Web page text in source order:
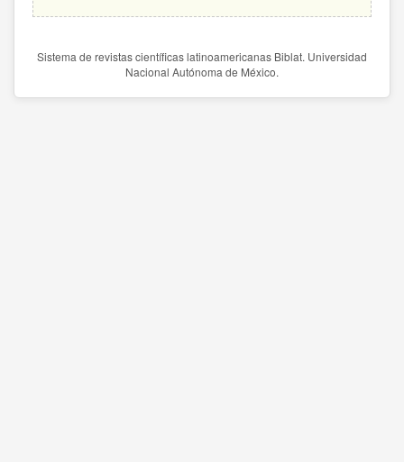
Sistema de revistas científicas latinoamericanas Biblat. Universidad
Nacional Autónoma de México.